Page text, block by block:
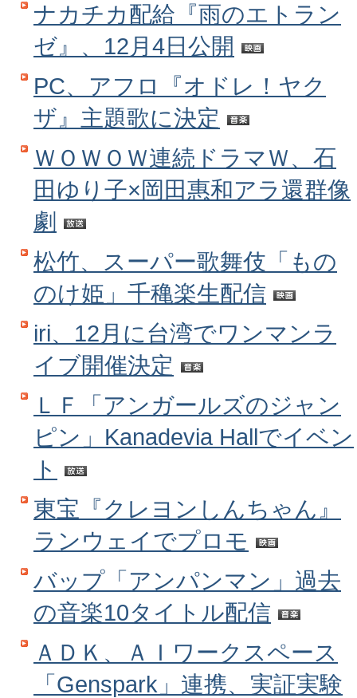
ナカチカ配給『雨のエトラン
ゼ』、12月4日公開
PC、アフロ『オドレ！ヤク
ザ』主題歌に決定
ＷＯＷＯＷ連続ドラマＷ、石
田ゆり子×岡田惠和アラ還群像
劇
松竹、スーパー歌舞伎「もの
のけ姫」千穐楽生配信
iri、12月に台湾でワンマンラ
イブ開催決定
ＬＦ「アンガールズのジャン
ピン」Kanadevia Hallでイベン
ト
東宝『クレヨンしんちゃん』
ランウェイでプロモ
バップ「アンパンマン」過去
の音楽10タイトル配信
ＡＤＫ、ＡＩワークスペース
「Genspark」連携、実証実験